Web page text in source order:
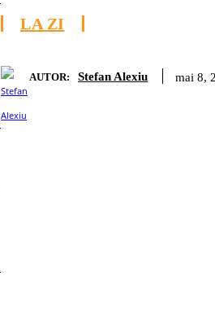
LA ZI
AUTOR: Stefan Alexiu mai 8,